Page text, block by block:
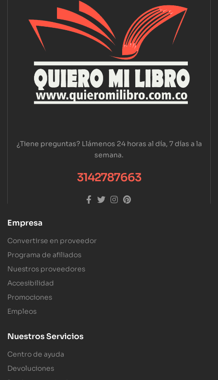
¿Tiene preguntas? Llámenos 24 horas al día, 7 días a la
semana.
3142787663
Empresa
Convertirse en proveedor
Programa de afiliados
Nuestros proveedores
Accesibilidad
Promociones
Empleos
Nuestros Servicios
Centro de ayuda
Devoluciones